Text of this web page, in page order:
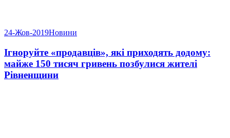
24-Жов-2019Новини
Ігноруйте «продавців», які приходять додому:
майже 150 тисяч гривень позбулися жителі
Рівненщини